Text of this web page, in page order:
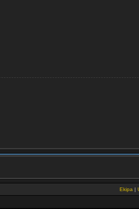
Ekipa |